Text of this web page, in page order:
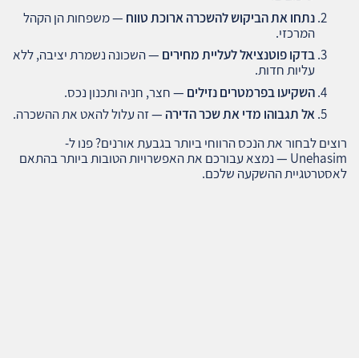
נתחו את הביקוש להשכרה ארוכת טווח — משפחות הן הקהל
המרכזי.
בדקו פוטנציאל לעליית מחירים — השכונה נשמרת יציבה, ללא
עליות חדות.
השקיעו בפרמטרים נזילים — חצר, חניה ותכנון נכס.
אל תגבוהו מדי את שכר הדירה — זה עלול להאט את ההשכרה.
רוצים לבחור את הנכס הרווחי ביותר בגבעת אורנים? פנו ל-
Unehasim — נמצא עבורכם את האפשרויות הטובות ביותר בהתאם
לאסטרטגיית ההשקעה שלכם.